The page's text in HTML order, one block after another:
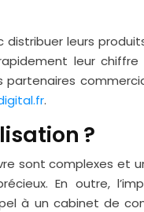
leurs
leur chiffre
.
?
sont complexes et
En outre,
à un cabinet de